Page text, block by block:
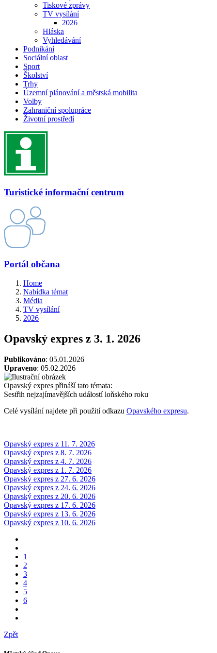
Tiskové zprávy
TV vysílání
2026
Hláska
Vyhledávání
Podnikání
Sociální oblast
Sport
Školství
Trhy
Územní plánování a městská mobilita
Volby
Zahraniční spolupráce
Životní prostředí
Turistické informační centrum
Portál občana
Home
Nabídka témat
Média
TV vysílání
2026
Opavský expres z 3. 1. 2026
Publikováno: 05.01.2026
Upraveno: 05.02.2026
Opavský expres přináší tato témata:
Sestřih nejzajímavějších událostí loňského roku
Celé vysílání najdete při použití odkazu Opavského expresu.
Opavský expres z 11. 7. 2026
Opavský expres z 8. 7. 2026
Opavský expres z 4. 7. 2026
Opavský expres z 1. 7. 2026
Opavský expres z 27. 6. 2026
Opavský expres z 24. 6. 2026
Opavský expres z 20. 6. 2026
Opavský expres z 17. 6. 2026
Opavský expres z 13. 6. 2026
Opavský expres z 10. 6. 2026
1
2
3
4
5
6
Zpět